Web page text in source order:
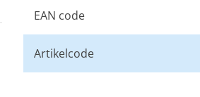
EAN code
Artikelcode